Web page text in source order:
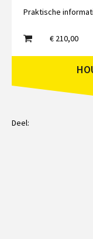
Praktische
€ 210,00
Deel: